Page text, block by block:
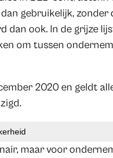
gebruikelijk, zonder
dan ook. In de grijze
om tussen
2020 en geldt
maar voor